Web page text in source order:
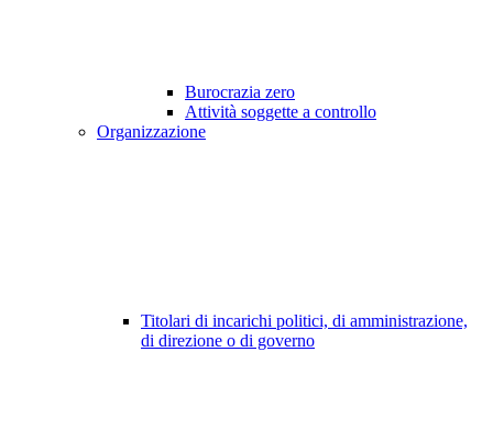
Burocrazia zero
Attività soggette a controllo
Organizzazione
Titolari di incarichi politici, di amministrazione,
di direzione o di governo